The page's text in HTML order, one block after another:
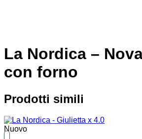
La Nordica –
con forno
Prodotti simili
Nuovo